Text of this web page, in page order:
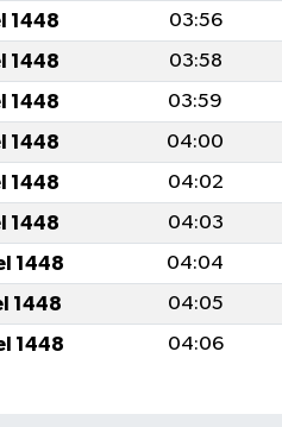
1448 03:56
1448 03:58
1448 03:59
1448 04:00
1448 04:02
1448 04:03
1448 04:04
1448 04:05
1448 04:06